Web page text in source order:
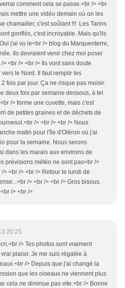
comment cela se passe.<br /> <br
mettre une vidéo demain où on les
chamailler, c'est soûlant !!! Les Tarins
gonflés, c'est incroyable. Mais qu'ils
j'ai vu le<br /> blog du Marquenterre,
Ils devraient venir chez moi poser
/> <br /> <br /> Ils vont sans doute
vers le Nord. Il faut remplir les
fois par jour. Ça ne risque pas moisir.
deux fois par semaine dessous, à tel
/> forme une cuvette, mais c'est
de petites graines et de déchets de
/> <br /> <br /> Nous
matin pour l'île d'Oléron où j'ai
pour la semaine. Nous serons
dans les marais aux environs de
prévisions météo ne sont pas<br />
> <br /> <br /> Retour le lundi de
/> <br /> <br /> Gros bisous.
/> <br />
20:25
/> Tes photos sont vraiment
plaisir. Je me suis régalée à
/> Depuis que j'ai changé la
que les oiseaux ne viennent plus
cela ne diminue pas vite.<br /> Bonne